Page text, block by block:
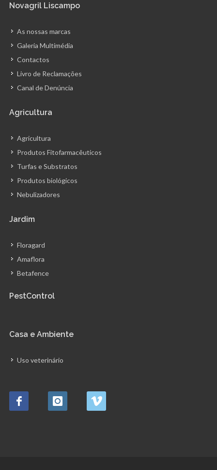
Novagril Liscampo
As nossas marcas
Galeria Multimédia
Contactos
Livro de Reclamações
Canal de Denúncia
Agricultura
Agricultura
Produtos Fitofarmacêuticos
Turfas e Substratos
Produtos biológicos
Nebulizadores
Jardim
Floragard
Amaflora
Betafence
PestControl
Casa e Ambiente
Uso veterinário